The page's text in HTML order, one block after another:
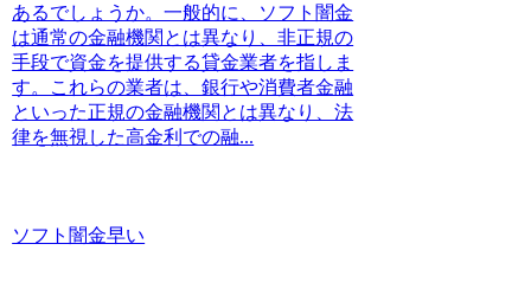
あるでしょうか。一般的に、ソフト闇金
は通常の金融機関とは異なり、非正規の
手段で資金を提供する貸金業者を指しま
す。これらの業者は、銀行や消費者金融
といった正規の金融機関とは異なり、法
律を無視した高金利での融...
ソフト闇金早い